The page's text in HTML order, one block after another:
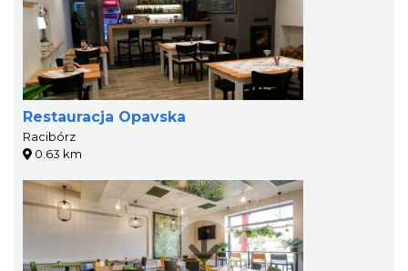
Restauracja Opavska
Racibórz
0.63 km